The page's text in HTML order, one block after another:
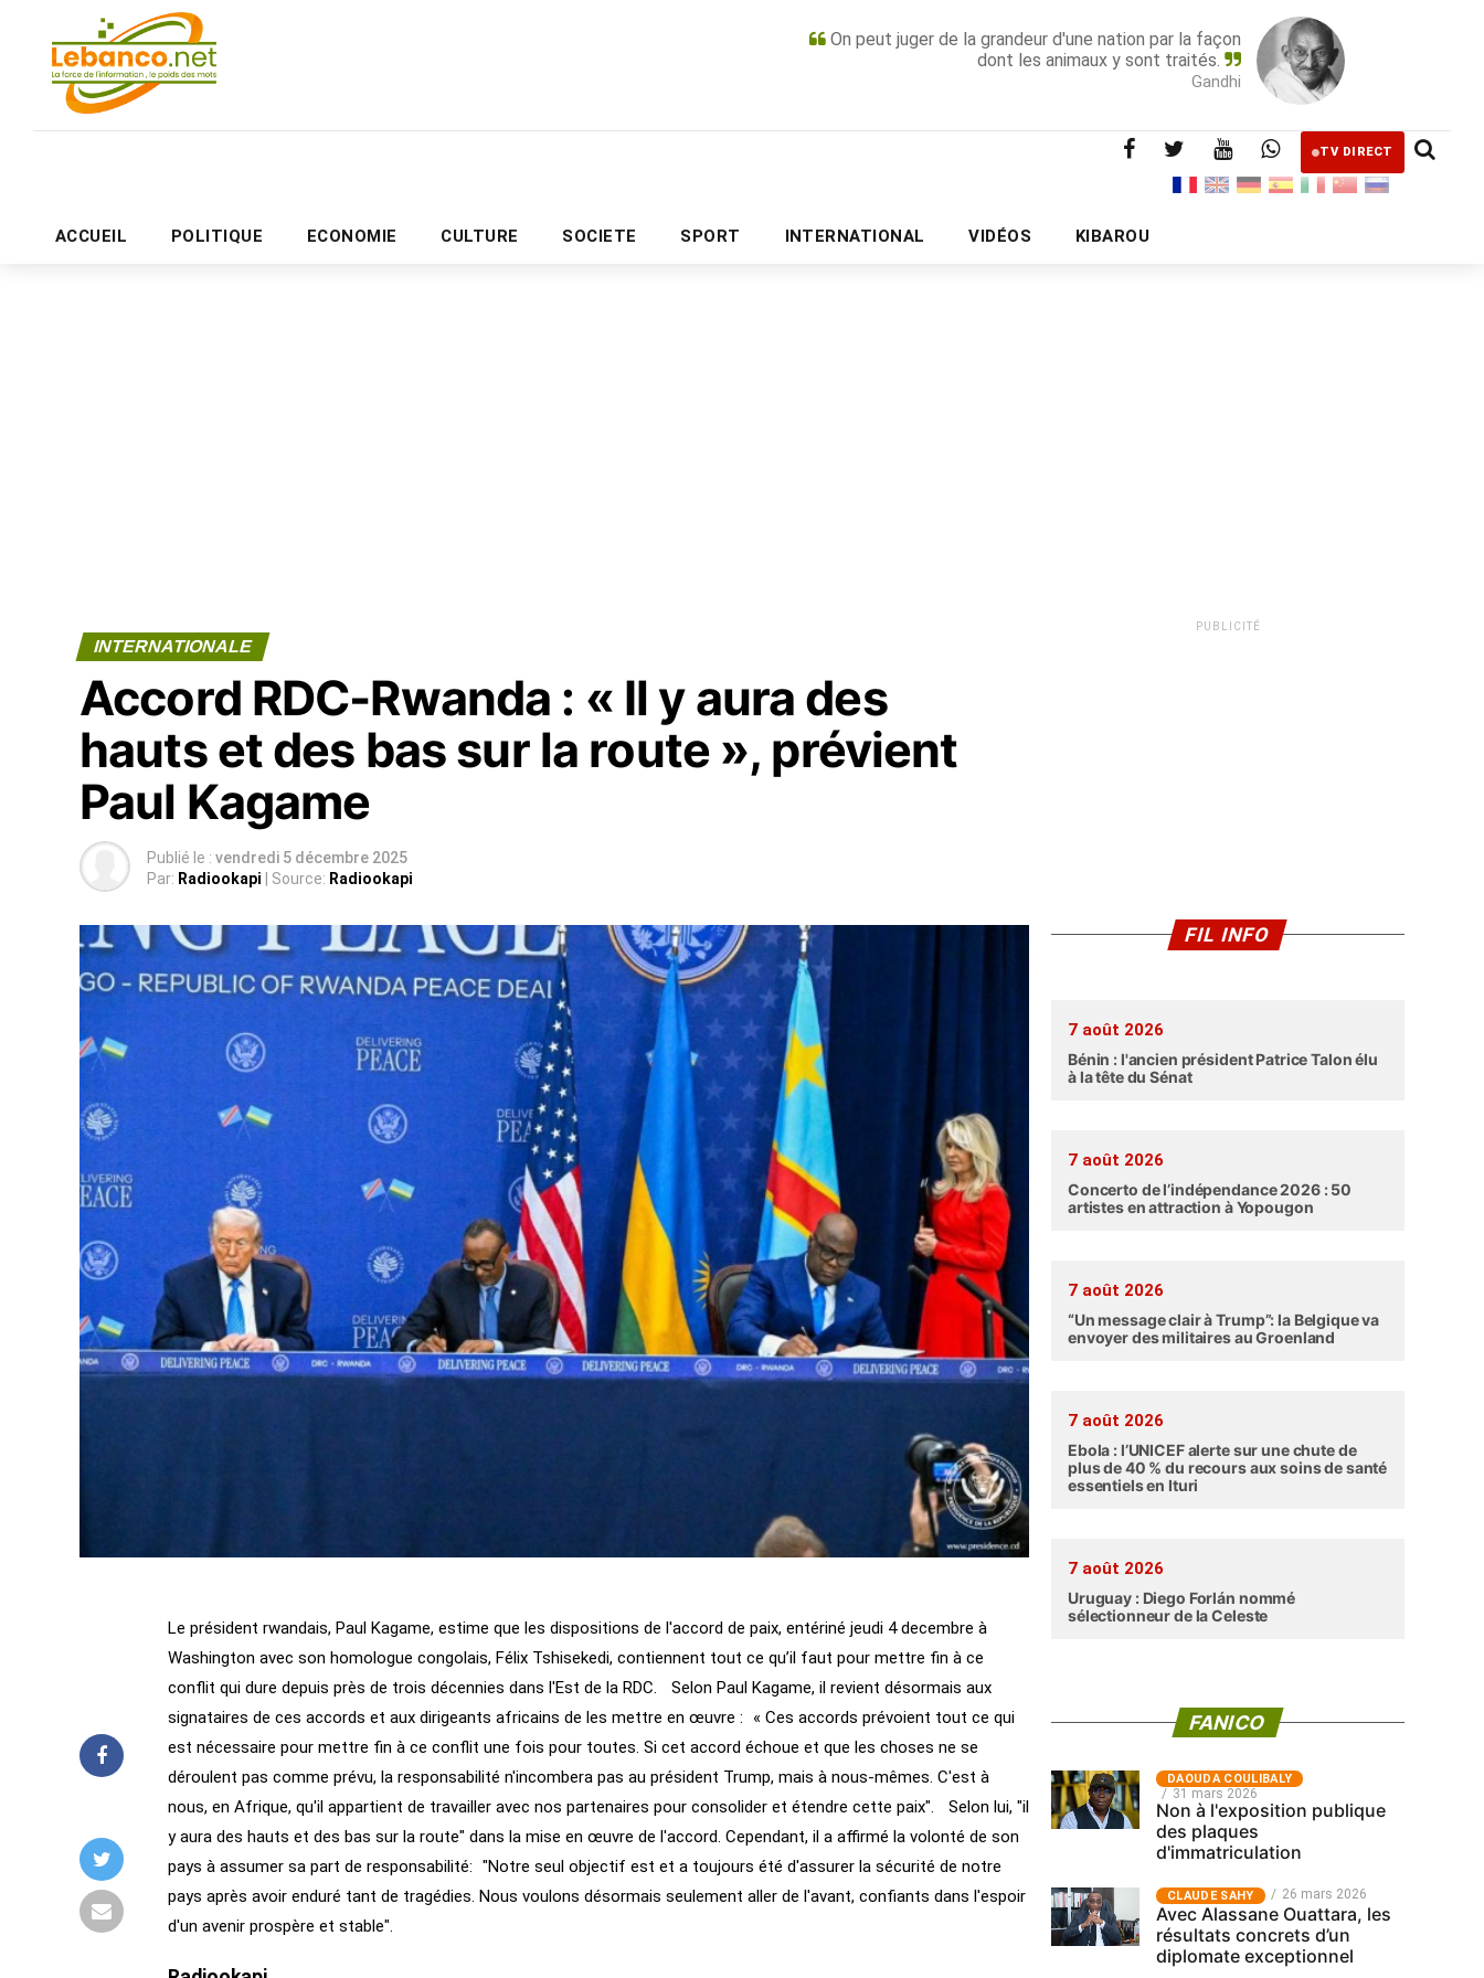
On peut juger de la grandeur d'une nation par la façon
dont les animaux y sont traités.
Gandhi
TV DIRECT
ACCUEIL POLITIQUE ECONOMIE CULTURE SOCIETE SPORT INTERNATIONAL VIDÉOS KIBAROU
PUBLICITÉ
INTERNATIONALE
Accord RDC-Rwanda : « Il y aura des
hauts et des bas sur la route », prévient
Paul Kagame
Publié le : vendredi 5 décembre 2025
Par: Radiookapi | Source: Radiookapi
Le président rwandais, Paul Kagame, estime que les dispositions de l'accord de paix, entériné jeudi 4 decembre à
Washington avec son homologue congolais, Félix Tshisekedi, contiennent tout ce qu’il faut pour mettre fin à ce
conflit qui dure depuis près de trois décennies dans l'Est de la RDC. Selon Paul Kagame, il revient désormais aux
signataires de ces accords et aux dirigeants africains de les mettre en œuvre : « Ces accords prévoient tout ce qui
est nécessaire pour mettre fin à ce conflit une fois pour toutes. Si cet accord échoue et que les choses ne se
déroulent pas comme prévu, la responsabilité n'incombera pas au président Trump, mais à nous-mêmes. C'est à
nous, en Afrique, qu'il appartient de travailler avec nos partenaires pour consolider et étendre cette paix". Selon lui, "il
y aura des hauts et des bas sur la route" dans la mise en œuvre de l'accord. Cependant, il a affirmé la volonté de son
pays à assumer sa part de responsabilité: "Notre seul objectif est et a toujours été d'assurer la sécurité de notre
pays après avoir enduré tant de tragédies. Nous voulons désormais seulement aller de l'avant, confiants dans l'espoir
d'un avenir prospère et stable".
PUBLICITÉ
FIL INFO
7 août 2026
Bénin : l'ancien président Patrice Talon élu
à la tête du Sénat
7 août 2026
Concerto de l’indépendance 2026 : 50
artistes en attraction à Yopougon
7 août 2026
“Un message clair à Trump”: la Belgique va
envoyer des militaires au Groenland
7 août 2026
Ebola : l’UNICEF alerte sur une chute de
plus de 40 % du recours aux soins de santé
essentiels en Ituri
7 août 2026
Uruguay : Diego Forlán nommé
sélectionneur de la Celeste
FANICO
‎DAOUDA COULIBALY
31 mars 2026
Non à l'exposition publique
des plaques
d'immatriculation
CLAUDE SAHY 26 mars 2026
Avec Alassane Ouattara, les
résultats concrets d’un
diplomate exceptionnel